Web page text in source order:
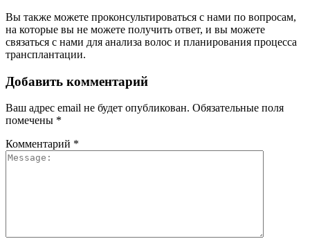
Вы также можете проконсультироваться с нами по вопросам,
на которые вы не можете получить ответ, и вы можете
связаться с нами для анализа волос и планирования процесса
трансплантации.
Добавить комментарий
Ваш адрес email не будет опубликован. Обязательные поля
помечены *
Комментарий *